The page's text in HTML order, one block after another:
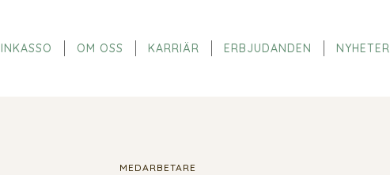
INKASSO OM OSS KARRIÄR ERBJUDANDEN NYHETER
MEDARBETARE